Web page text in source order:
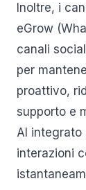
Inoltre, i
eGrow
canali
per
proattivo,
supporto e
AI integrato
interazioni